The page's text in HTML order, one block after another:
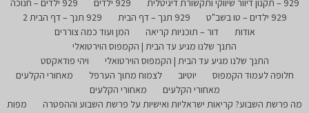
929 – תקנון דיוור שיווקי ותקשורת דיגיטלית 929 ילדים
929 ילדים – חנוכה
929 ילדים – טו בשב"ט
929 תנך – דף הבית
929 תנך – דף הבית 2
אודות
דור – תוכניות קריאה
המן ועוד כמה צוררים
התנך שלנו מגיע עד הבית | הקמפוס הוירטואלי
התנך שלנו מגיע עד הבית | הקמפוס הוירטואלי
ויהי פודאקסט
חלופה לעמוד הקמפוס
יוטיוב לצמוח מתוך הערפל
מאחורי הקלעים
מאחורי הקלעים
מאחורי הקלעים
מה פרשת השבוע? קריאות ישראליות ואישיות על פרשת השבוע וההפטרה
מפות